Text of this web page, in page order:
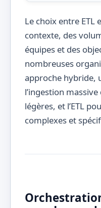
Le choix entre ETL
contexte, des
équipes et des
nombreuses
approche hybride,
l’ingestion
légères, et l’ETL
complexes et